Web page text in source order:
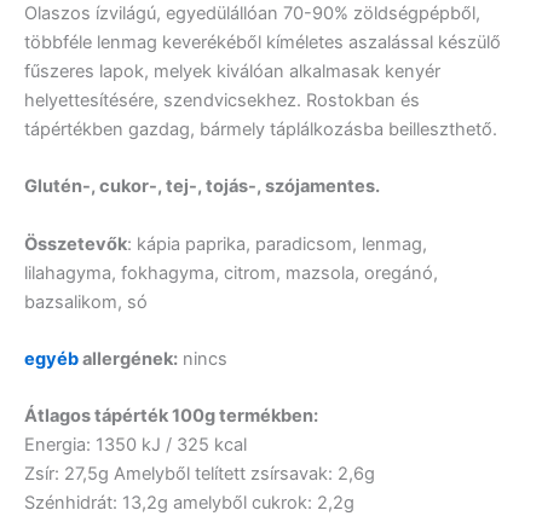
Olaszos ízvilágú, egyedülállóan 70-90% zöldségpépből,
többféle lenmag keverékéből kíméletes aszalással készülő
fűszeres lapok, melyek kiválóan alkalmasak kenyér
helyettesítésére, szendvicsekhez. Rostokban és
tápértékben gazdag, bármely táplálkozásba beilleszthető.
Glutén-, cukor-, tej-, tojás-, szójamentes.
Összetevők: kápia paprika, paradicsom, lenmag,
lilahagyma, fokhagyma, citrom, mazsola, oregánó,
bazsalikom, só
egyéballergének: nincs
Átlagos tápérték 100g termékben:
Energia: 1350 kJ / 325 kcal
Zsír: 27,5g Amelyből telített zsírsavak: 2,6g
Szénhidrát: 13,2g amelyből cukrok: 2,2g